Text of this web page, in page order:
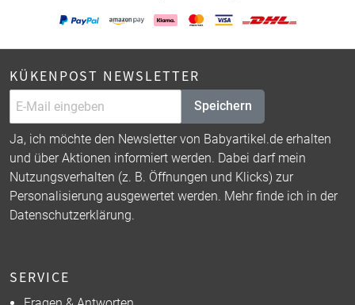
KÜKENPOST NEWSLETTER
Speichern
Ja, ich möchte den Newsletter von Babyartikel.de erhalten
und über Aktionen informiert werden. Dabei darf mein
Nutzungsverhalten (z. B. Öffnungen und Klicks) zur
Personalisierung ausgewertet werden. Mehr finde ich in der
Datenschutzerklärung.
SERVICE